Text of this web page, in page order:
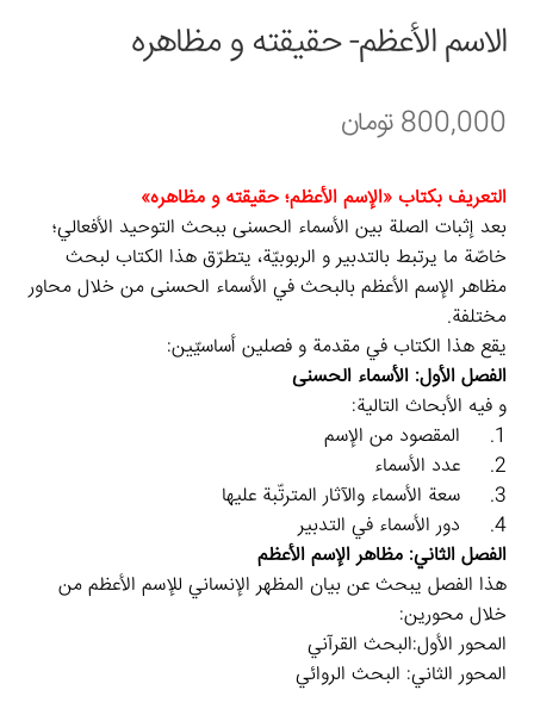
قوانین و مقررات
الاسم الأعظم- حقيقته و مظاهره
800,000تومان
التعريف بكتاب «الإسم الأعظم؛ حقيقته و مظاهره»
بعد إثبات الصلة بين الأسماء الحسنى ببحث التوحيد الأفعالي؛
خاصّة ما يرتبط بالتدبير و الربوبيّة، يتطرّق هذا الكتاب لبحث
مظاهر الإسم الأعظم بالبحث في الأسماء الحسنى من خلال محاور
مختلفة.
يقع هذا الكتاب في مقدمة و فصلين أساسيّين:
الفصل الأول: الأسماء الحسنى
و فيه الأبحاث التالية:
1. المقصود من الإسم
2. عدد الأسماء
3. سعة الأسماء والآثار المترتّبة عليها
4. دور الأسماء في التدبير
الفصل الثاني: مظاهر الإسم الأعظم
هذا الفصل يبحث عن بيان المظهر الإنساني للإسم الأعظم من
خلال محورين:
المحور الأول:البحث القرآني
المحور الثاني: البحث الروائي